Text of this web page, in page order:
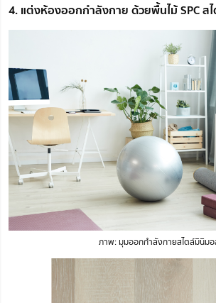
4. แต่งห้องออกกำลังกาย ด้วยพื้นไม้ SPC ส
ภาพ: มุมออกกำลังกายสไตล์มินิม